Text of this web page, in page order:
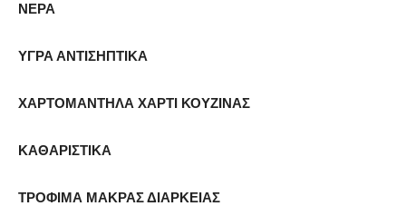
ΝΕΡΑ
ΥΓΡΑ ΑΝΤΙΣΗΠΤΙΚΑ
ΧΑΡΤΟΜΑΝΤΗΛΑ ΧΑΡΤΙ ΚΟΥΖΙΝΑΣ
ΚΑΘΑΡΙΣΤΙΚΑ
ΤΡΟΦΙΜΑ ΜΑΚΡΑΣ ΔΙΑΡΚΕΙΑΣ